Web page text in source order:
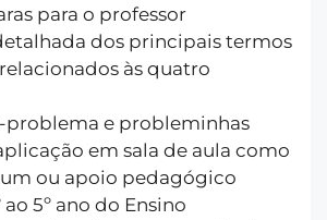
para o professor
dos principais termos
às quatro
problema e probleminhas
em sala de aula como
ou apoio pedagógico
5º ano do Ensino